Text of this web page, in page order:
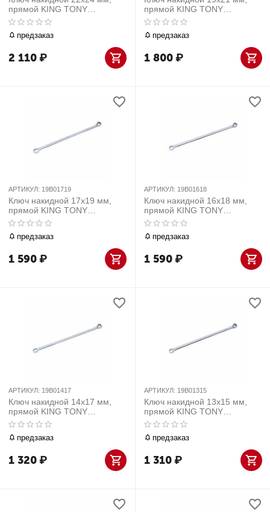
прямой KING TONY
19B02224
предзаказ
2 110₽
прямой KING TONY
19B01921
предзаказ
1 800₽
АРТИКУЛ: 19B01719
Ключ накидной 17х19 мм,
прямой KING TONY
19B01719
предзаказ
1 590₽
АРТИКУЛ: 19B01618
Ключ накидной 16х18 мм,
прямой KING TONY
19B01618
предзаказ
1 590₽
АРТИКУЛ: 19B01417
Ключ накидной 14х17 мм,
прямой KING TONY
19B01417
предзаказ
1 320₽
АРТИКУЛ: 19B01315
Ключ накидной 13х15 мм,
прямой KING TONY
19B01315
предзаказ
1 310₽